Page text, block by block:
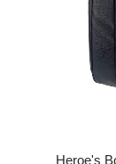
Heroe's